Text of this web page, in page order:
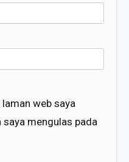
web saya
saya mengulas pada